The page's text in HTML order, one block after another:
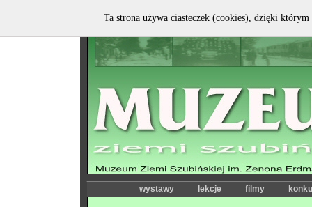
wystawy lekcje filmy
Ta strona używa ciasteczek (cookies), dzięki